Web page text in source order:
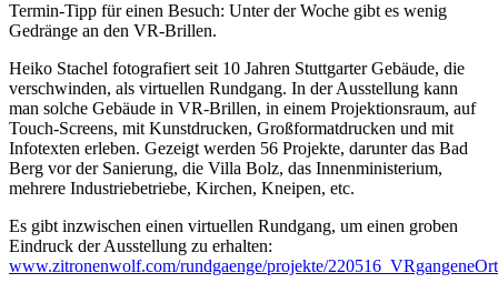
Termin-Tipp für einen Besuch: Unter der Woche gibt es wenig
Gedränge an den VR-Brillen.
Heiko Stachel fotografiert seit 10 Jahren Stuttgarter Gebäude, die
verschwinden, als virtuellen Rundgang. In der Ausstellung kann
man solche Gebäude in VR-Brillen, in einem Projektionsraum, auf
Touch-Screens, mit Kunstdrucken, Großformatdrucken und mit
Infotexten erleben. Gezeigt werden 56 Projekte, darunter das Bad
Berg vor der Sanierung, die Villa Bolz, das Innenministerium,
mehrere Industriebetriebe, Kirchen, Kneipen, etc.
Es gibt inzwischen einen virtuellen Rundgang, um einen groben
Eindruck der Ausstellung zu erhalten:
www.zitronenwolf.com/rundgaenge/projekte/